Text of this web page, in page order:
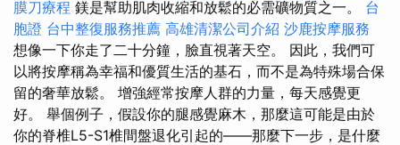
膜刀療程 鎂是幫助肌肉收縮和放鬆的必需礦物質之一。 台
胞證 台中整復服務推薦 高雄清潔公司介紹 沙鹿按摩服務
想像一下你走了二十分鐘，臉直視著天空。 因此，我們可
以將按摩稱為幸福和優質生活的基石，而不是為特殊場合保
留的奢華放鬆。 增強經常按摩人群的力量，每天感覺更
好。 舉個例子，假設你的腿感覺麻木，那麼這可能是由於
你的脊椎L5-S1椎間盤退化引起的——那麼下一步，是什麼